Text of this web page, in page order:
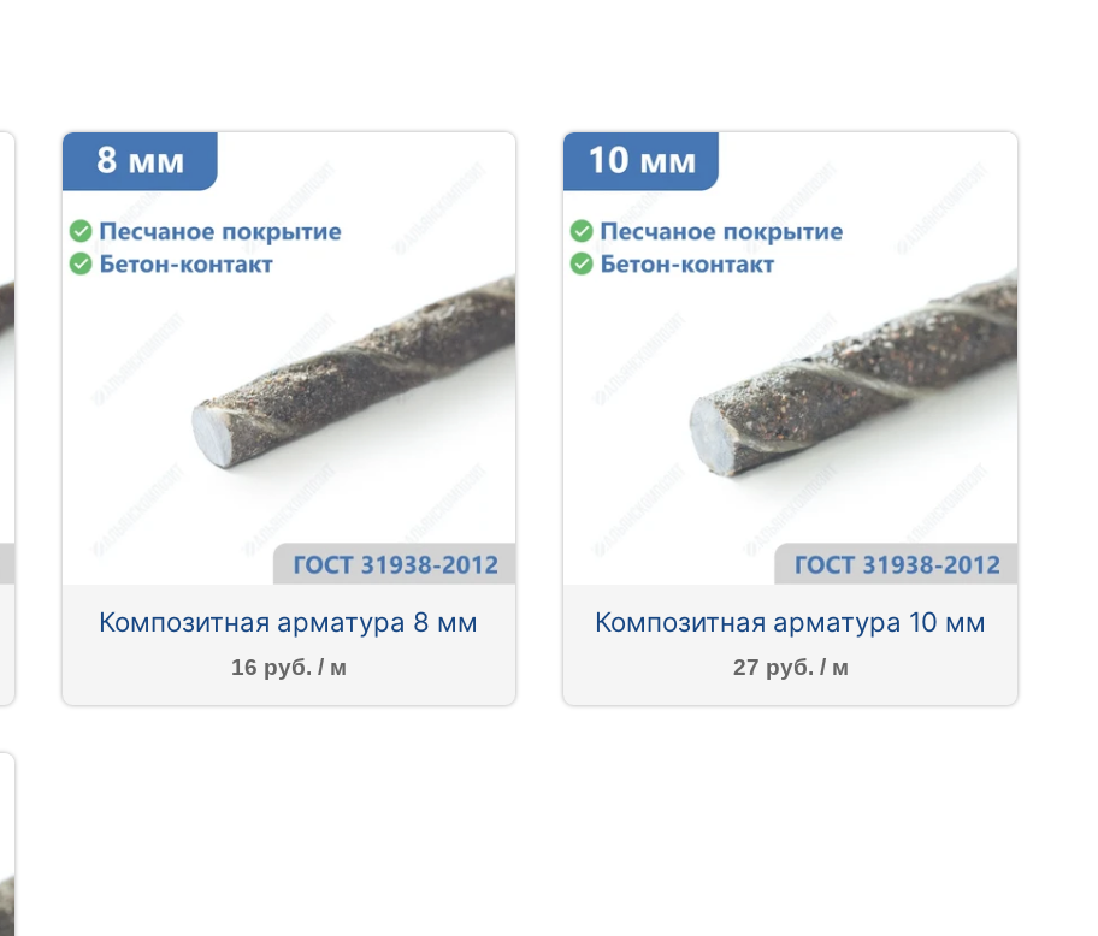
Композитная арматура 8 мм
16 руб. / м
Композитная арматура 10 мм
27 руб. / м